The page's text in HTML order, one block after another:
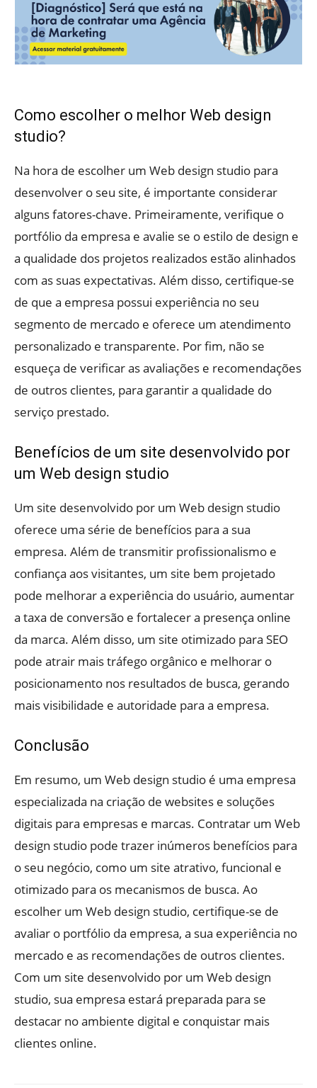
Como escolher o melhor Web design
studio?
Na hora de escolher um Web design studio para
desenvolver o seu site, é importante considerar
alguns fatores-chave. Primeiramente, verifique o
portfólio da empresa e avalie se o estilo de design e
a qualidade dos projetos realizados estão alinhados
com as suas expectativas. Além disso, certifique-se
de que a empresa possui experiência no seu
segmento de mercado e oferece um atendimento
personalizado e transparente. Por fim, não se
esqueça de verificar as avaliações e recomendações
de outros clientes, para garantir a qualidade do
serviço prestado.
Benefícios de um site desenvolvido por
um Web design studio
Um site desenvolvido por um Web design studio
oferece uma série de benefícios para a sua
empresa. Além de transmitir profissionalismo e
confiança aos visitantes, um site bem projetado
pode melhorar a experiência do usuário, aumentar
a taxa de conversão e fortalecer a presença online
da marca. Além disso, um site otimizado para SEO
pode atrair mais tráfego orgânico e melhorar o
posicionamento nos resultados de busca, gerando
mais visibilidade e autoridade para a empresa.
Conclusão
Em resumo, um Web design studio é uma empresa
especializada na criação de websites e soluções
digitais para empresas e marcas. Contratar um Web
design studio pode trazer inúmeros benefícios para
o seu negócio, como um site atrativo, funcional e
otimizado para os mecanismos de busca. Ao
escolher um Web design studio, certifique-se de
avaliar o portfólio da empresa, a sua experiência no
mercado e as recomendações de outros clientes.
Com um site desenvolvido por um Web design
studio, sua empresa estará preparada para se
destacar no ambiente digital e conquistar mais
clientes online.